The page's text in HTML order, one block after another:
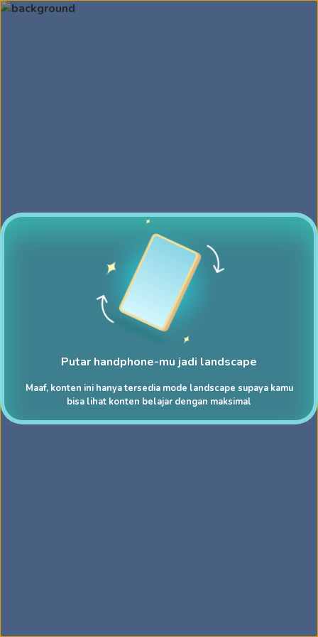
Putar handphone-mu jadi landscape
Maaf, konten ini hanya tersedia mode landscape supaya kamu
bisa lihat konten belajar dengan maksimal